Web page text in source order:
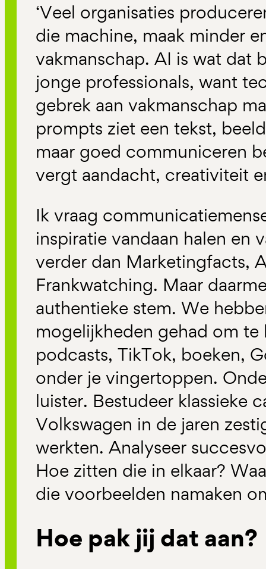
‘Veel organisaties
die machine, maak minder
vakmanschap. AI is wat dat
jonge professionals, want
gebrek aan vakmanschap
prompts ziet een tekst,
maar goed communiceren
vergt aandacht, creativiteit
Ik vraag
inspiratie vandaan halen en
verder dan Marketingfacts,
Frankwatching. Maar
authentieke stem. We
mogelijkheden gehad om te
podcasts, TikTok, boeken,
onder je vingertoppen.
luister. Bestudeer klassieke
Volkswagen in de jaren
werkten. Analyseer
Hoe zitten die in elkaar?
die voorbeelden namaken
Hoe pak jij dat aan?